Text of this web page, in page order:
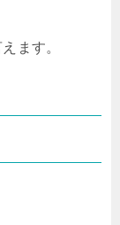
ます。